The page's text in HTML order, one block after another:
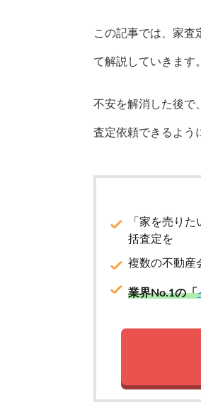
この記事では、家査
て解説していきます。
不安を解消した後で
査定依頼できるよう
「家を売り
括査定を
複数の不動産
業界No.1の「